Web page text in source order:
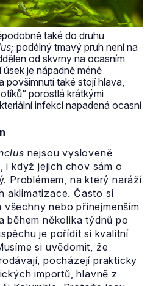
také do druhu
podélný tmavý pruh není na
od skvrny na ocasním
je nápadně méně
povšimnutí také stojí hlava,
porostlá krátkými
infekcí napadená ocasní
nejsou vysloveně
i když jejich chov sám o
Problémem, na který naráží
aklimatizace. Často si
nebo přinejmenším
během několika týdnů po
je pořídit si kvalitní
si uvědomit, že
pocházejí prakticky
importů, hlavně z